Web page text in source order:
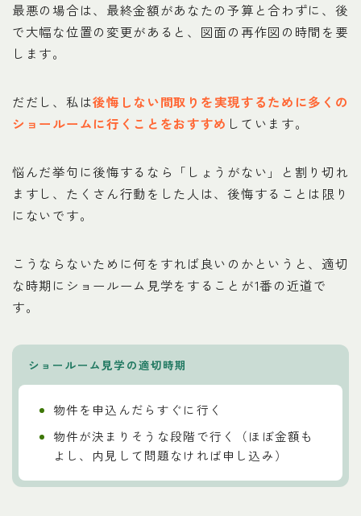
最悪の場合は、最終金額があなたの予算と合わずに、後
で大幅な位置の変更があると、図面の再作図の時間を要
します。
だだし、私は後悔しない間取りを実現するために多くの
ショールームに行くことをおすすめ しています。
悩んだ挙句に後悔するなら「しょうがない」と割り切れ
ますし、たくさん行動をした人は、後悔することは限り
にないです。
こうならないために何をすれば良いのかというと、適切
な時期にショールーム見学をすることが1番の近道で
す。
ショールーム見学の適切時期
物件を申込んだらすぐに行く
物件が決まりそうな段階で行く（ほぼ金額も
よし、内見して問題なければ申し込み）